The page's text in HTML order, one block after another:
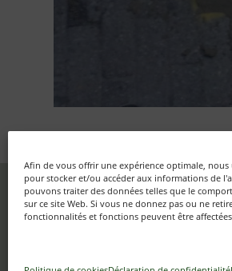
Afin de vous offrir une expérience optimale,
pour stocker et/ou accéder aux informations de
pouvons traiter des données telles que le
sur ce site Web. Si vous ne donnez pas ou ne
fonctionnalités et fonctions peuvent être
Fondation Auschwitz –
Rue aux Laines, 17 boîte 50 –